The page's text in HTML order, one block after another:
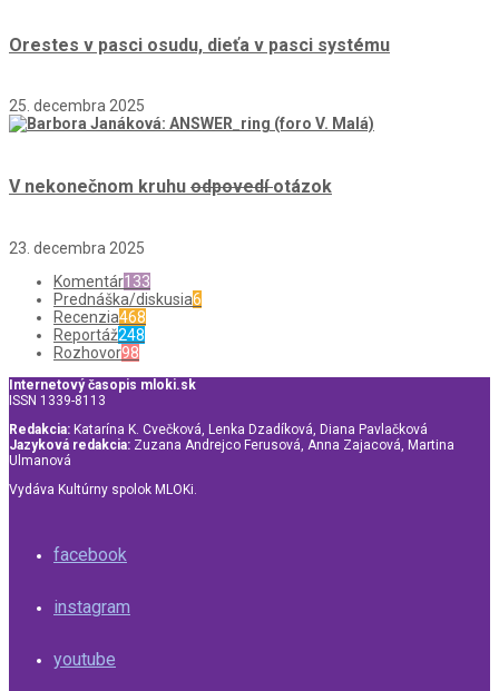
Orestes v pasci osudu, dieťa v pasci systému
25. decembra 2025
V nekonečnom kruhu odpovedíotázok
23. decembra 2025
Komentár133
Prednáška/diskusia6
Recenzia468
Reportáž248
Rozhovor98
Internetový časopis mloki.sk
ISSN 1339-8113
Redakcia: Katarína K. Cvečková, Lenka Dzadíková, Diana Pavlačková
Jazyková redakcia: Zuzana Andrejco Ferusová, Anna Zajacová, Martina
Ulmanová
Vydáva Kultúrny spolok MLOKi.
facebook
instagram
youtube